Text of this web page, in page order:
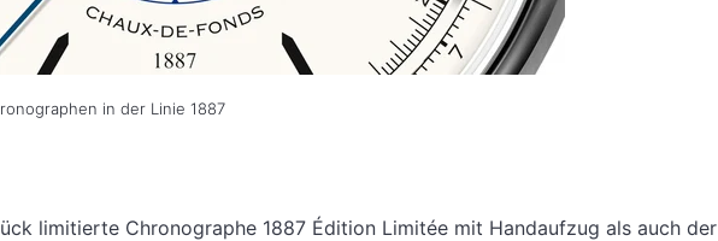
in der Linie 1887
limitierte Chronographe 1887 Édition Limitée mit Handaufzug als auch der